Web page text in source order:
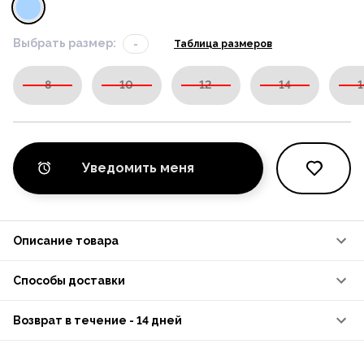
Выбрать размер: - Таблица размеров
8 10 12 14
Уведомить меня
Описание товара
Способы доставки
Возврат в течение - 14 дней